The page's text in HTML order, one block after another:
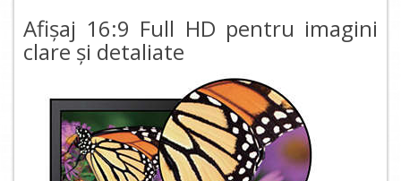
Afişaj 16:9 Full HD pentru imagini
clare şi detaliate